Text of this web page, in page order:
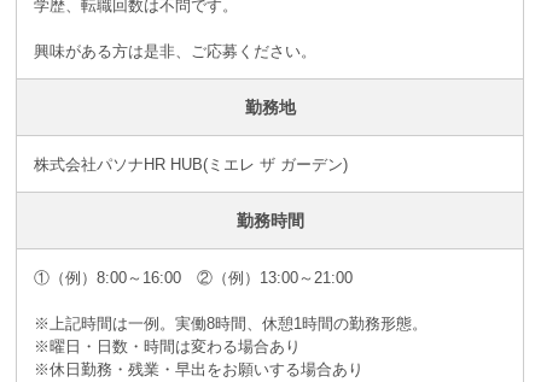
学歴、転職回数は不問です。
興味がある方は是非、ご応募ください。
勤務地
株式会社パソナHR HUB(ミエレ ザ ガーデン)
勤務時間
①（例）8:00～16:00 ②（例）13:00～21:00
※上記時間は一例。実働8時間、休憩1時間の勤務形態。
※曜日・日数・時間は変わる場合あり
※休日勤務・残業・早出をお願いする場合あり